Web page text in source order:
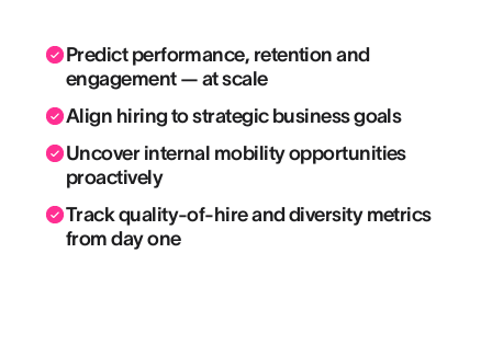
Predict performance, retention and
engagement — at scale
Align hiring to strategic business goals
Uncover internal mobility opportunities
proactively
Track quality-of-hire and diversity metrics
from day one